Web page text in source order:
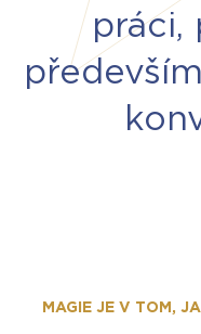
práci,
MAGIE JE V TOM,